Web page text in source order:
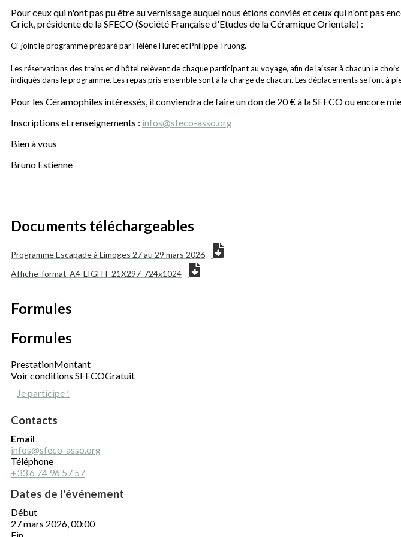
Pour ceux qui n'ont pas pu être au vernissage auquel nous étions conviés et ceux qui n'ont
Crick, présidente de la SFECO (Société Française d'Etudes de la Céramique Orientale) :
Ci-joint le programme préparé par Hélène Huret et Philippe Truong.
Les réservations des trains et d’hôtel relèvent de chaque participant au voyage, afin de laisser à chacun le
indiqués dans le programme. Les repas pris ensemble sont à la charge de chacun. Les déplacements se font à
Pour les Céramophiles intéressés, il conviendra de faire un don de 20 € à la SFECO ou encore
Inscriptions et renseignements : infos@sfeco-asso.org
Bien à vous
Bruno Estienne
Documents téléchargeables
Programme Escapade à Limoges 27 au 29 mars 2026
Affiche-format-A4-LIGHT-21X297-724x1024
Formules
Formules
PrestationMontant
Voir conditions SFECOGratuit
Je participe !
Contacts
Email
infos@sfeco-asso.org
Téléphone
+33 6 74 96 57 57
Dates de l'événement
Début
27 mars 2026, 00:00